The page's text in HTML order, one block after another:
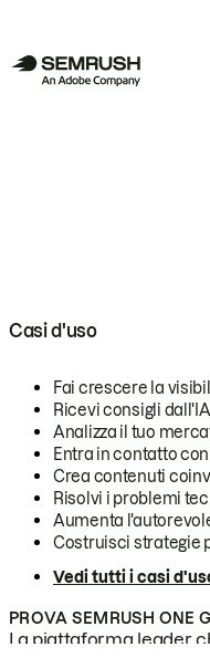
Casi d'uso
Fai crescere la
Ricevi consigli dall'IA
Analizza il tuo
Entra in contatto
Crea contenuti
Risolvi i problemi
Aumenta
Costruisci strategie
Vedi tutti i casi
PROVA SEMRUSH ONE
La piattaforma leader